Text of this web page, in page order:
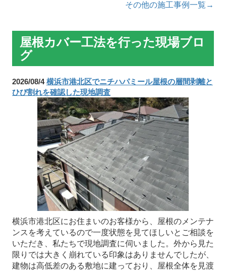
その他の施工事例一覧→
屋根カバー工法を行った現場ブロ
グ
2026/08/4横浜市港北区でニチハパミール屋根の層間剥離と
ひび割れを確認した現地調査
横浜市港北区にお住まいのお客様から、屋根のメンテナ
ンスを考えているので一度状態を見てほしいとご相談を
いただき、私たちで現地調査に伺いました。外から見た
限りでは大きく崩れている印象はありませんでしたが、
建物は高低差のある敷地に建っており、屋根全体を見渡